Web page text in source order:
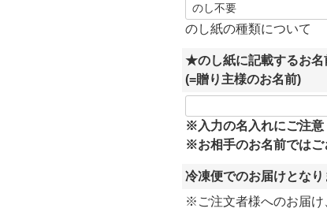
必
)
のし紙の種類について
★のし紙に記載するお名
(=贈り主様のお名前)
※入力の名入れにご注意
※お相手のお名前ではご
冷凍便でのお届けとなり
※ご注文者様へのお届け